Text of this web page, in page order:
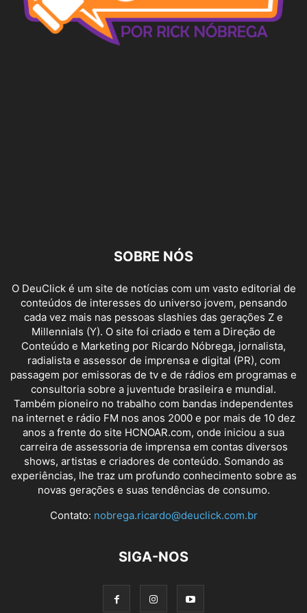
SOBRE NÓS
O DeuClick é um site de notícias com um vasto editorial de
conteúdos de interesses do universo jovem, pensando
cada vez mais nas pessoas slashies das gerações Z e
Millennials (Y). O site foi criado e tem a Direção de
Conteúdo e Marketing por Ricardo Nóbrega, jornalista,
radialista e assessor de imprensa e digital (PR), com
passagem por emissoras de tv e de rádios em programas e
consultoria sobre a juventude brasileira e mundial.
Também pioneiro no trabalho com bandas independentes
na internet e rádio FM nos anos 2000 e por mais de 10 dez
anos a frente do site HCNOAR.com, onde iniciou a sua
carreira de assessoria de imprensa em contas diversos
shows, artistas e criadores de conteúdo. Somando as
experiências, lhe traz um profundo conhecimento sobre as
novas gerações e suas tendências de consumo.
Contato: nobrega.ricardo@deuclick.com.br
SIGA-NOS